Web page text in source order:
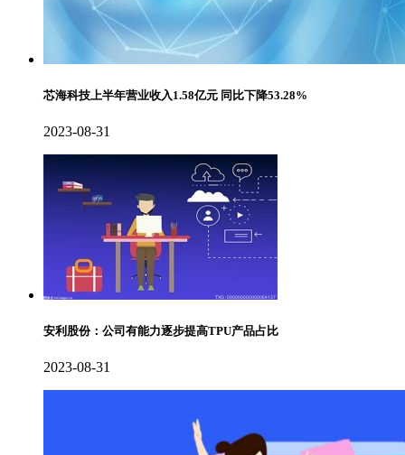
芯海科技上半年营业收入1.58亿元 同比下降53.28%
2023-08-31
安利股份：公司有能力逐步提高TPU产品占比
2023-08-31